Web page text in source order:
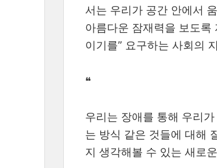
서는 우리가 공간 안에서
아름다운 잠재력을 보도록
이기를” 요구하는 사회의
❝
우리는 장애를 통해 우리
는 방식 같은 것들에 대해
지 생각해볼 수 있는 새로